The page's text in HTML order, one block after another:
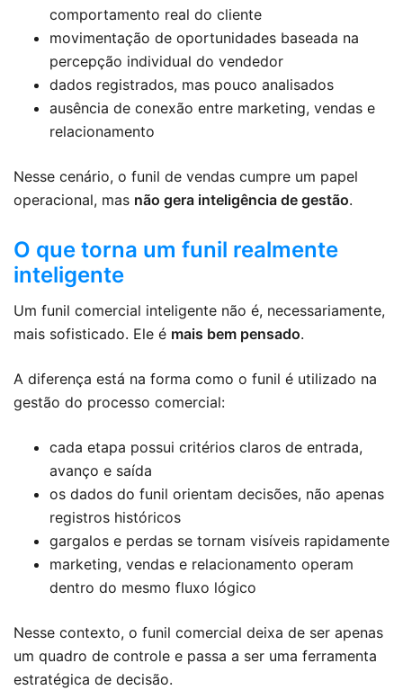
comportamento real do cliente
movimentação de oportunidades baseada na
percepção individual do vendedor
dados registrados, mas pouco analisados
ausência de conexão entre marketing, vendas e
relacionamento
Nesse cenário, o funil de vendas cumpre um papel
operacional, mas não gera inteligência de gestão.
O que torna um funil realmente
inteligente
Um funil comercial inteligente não é, necessariamente,
mais sofisticado. Ele é mais bem pensado.
A diferença está na forma como o funil é utilizado na
gestão do processo comercial:
cada etapa possui critérios claros de entrada,
avanço e saída
os dados do funil orientam decisões, não apenas
registros históricos
gargalos e perdas se tornam visíveis rapidamente
marketing, vendas e relacionamento operam
dentro do mesmo fluxo lógico
Nesse contexto, o funil comercial deixa de ser apenas
um quadro de controle e passa a ser uma ferramenta
estratégica de decisão.